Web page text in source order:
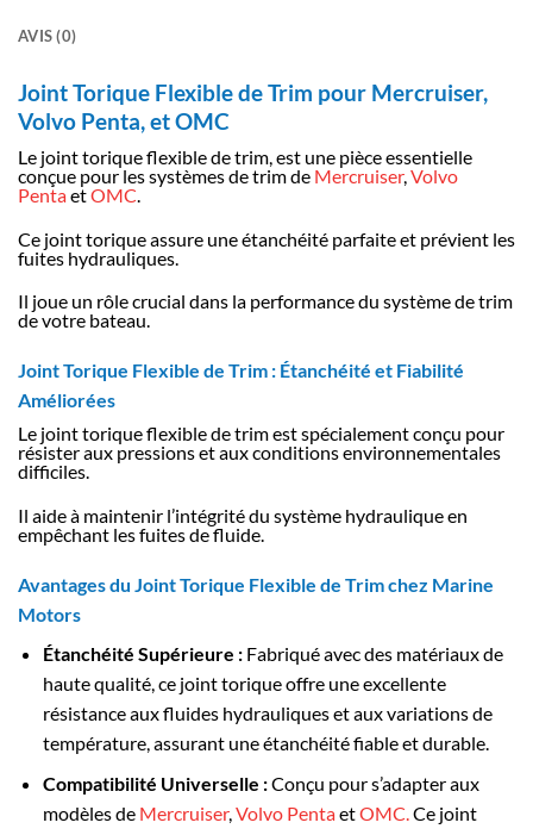
AVIS (0)
Joint Torique Flexible de Trim pour Mercruiser,
Volvo Penta, et OMC
Le joint torique flexible de trim, est une pièce essentielle
conçue pour les systèmes de trim de Mercruiser,Volvo
PentaetOMC.
Ce joint torique assure une étanchéité parfaite et prévient les
fuites hydrauliques.
Il joue un rôle crucial dans la performance du système de trim
de votre bateau.
Joint Torique Flexible de Trim : Étanchéité et Fiabilité
Améliorées
Le joint torique flexible de trim est spécialement conçu pour
résister aux pressions et aux conditions environnementales
difficiles.
Il aide à maintenir l’intégrité du système hydraulique en
empêchant les fuites de fluide.
Avantages du Joint Torique Flexible de Trim chez Marine
Motors
Étanchéité Supérieure :Fabriqué avec des matériaux de
haute qualité, ce joint torique offre une excellente
résistance aux fluides hydrauliques et aux variations de
température, assurant une étanchéité fiable et durable.
Compatibilité Universelle :Conçu pour s’adapter aux
modèles de Mercruiser,Volvo PentaetOMC.Ce joint